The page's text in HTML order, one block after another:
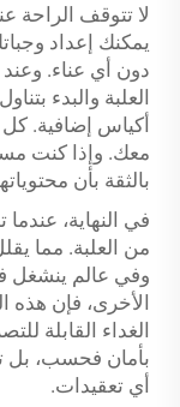
لا تتوقف الراحة
يمكنك إعداد
دون أي عناء.
العلبة والبدء
أكياس إضافية.
معك. وإذا كنت
بالثقة بأن
في النهاية،
من العلبة. مما
وفي عالم ينشغل
الأخرى، فإن هذه
بأمان فحسب، بل
أي تعقيدات.